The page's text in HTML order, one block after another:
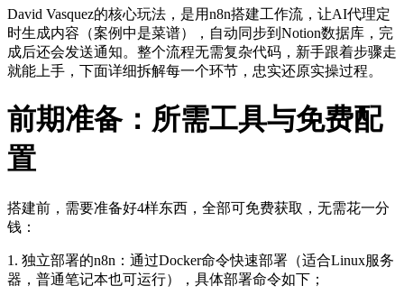
David Vasquez的核心玩法，是用n8n搭建工作流，让AI代理定
时生成内容（案例中是菜谱），自动同步到Notion数据库，完
成后还会发送通知。整个流程无需复杂代码，新手跟着步骤走
就能上手，下面详细拆解每一个环节，忠实还原实操过程。
前期准备：所需工具与免费配
置
搭建前，需要准备好4样东西，全部可免费获取，无需花一分
钱：
1. 独立部署的n8n：通过Docker命令快速部署（适合Linux服务
器，普通笔记本也可运行），具体部署命令如下；